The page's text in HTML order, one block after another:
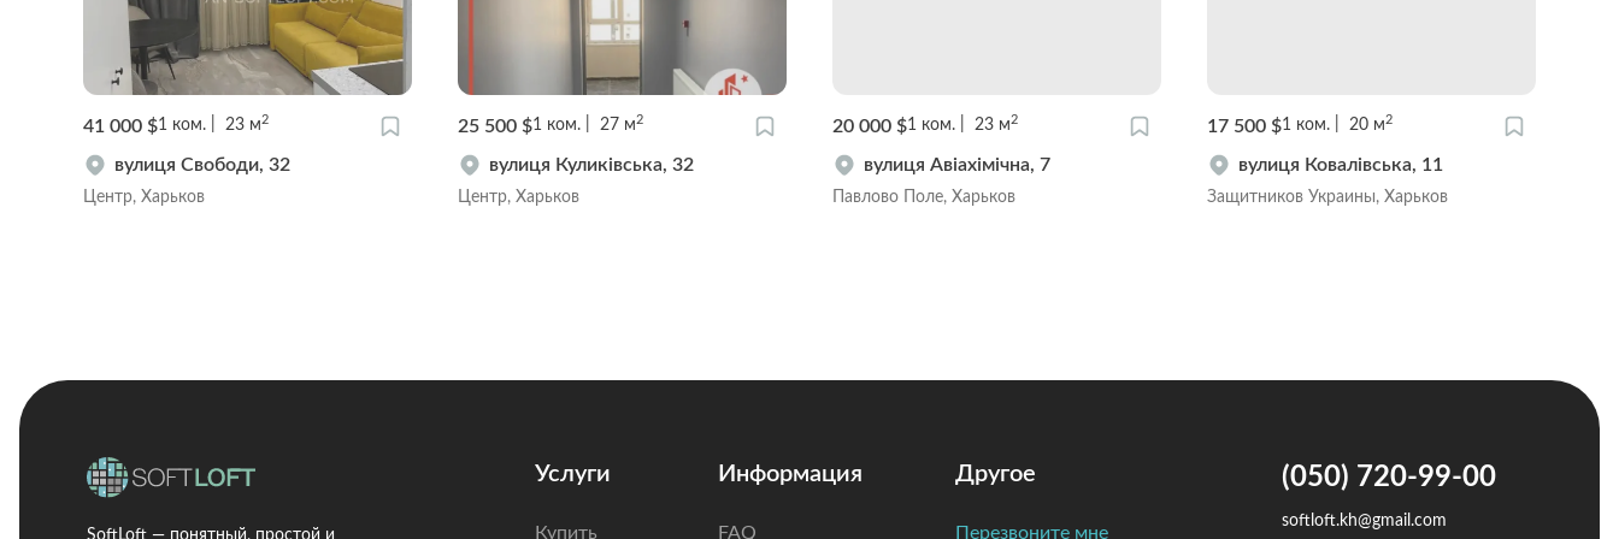
41 000 $1 ком. 23 м2
вулиця Свободи, 32
Центр, Харьков
25 500 $1 ком. 27 м2
вулиця Куликівська, 32
Центр, Харьков
20 000 $1 ком. 23 м2
вулиця Авіахімічна, 7
Павлово Поле, Харьков
17 500 $1 ком. 20 м2
вулиця Ковалівська, 11
Защитников Украины, Харьков
Услуги
Купить
Информация
FAQ
Другое
Перезвоните мне
(050) 720-99-00
softloft.kh@gmail.com